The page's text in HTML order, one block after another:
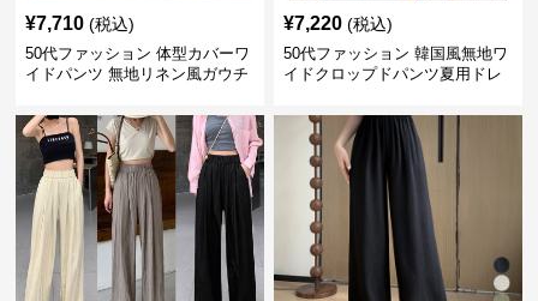
¥7,710 (税込)
50代ファッション 体型カバーワ
イドパンツ 無地リネン風ガウチ
¥7,220 (税込)
50代ファッション 韓国風無地ワ
イドクロップドパンツ夏用ドレ